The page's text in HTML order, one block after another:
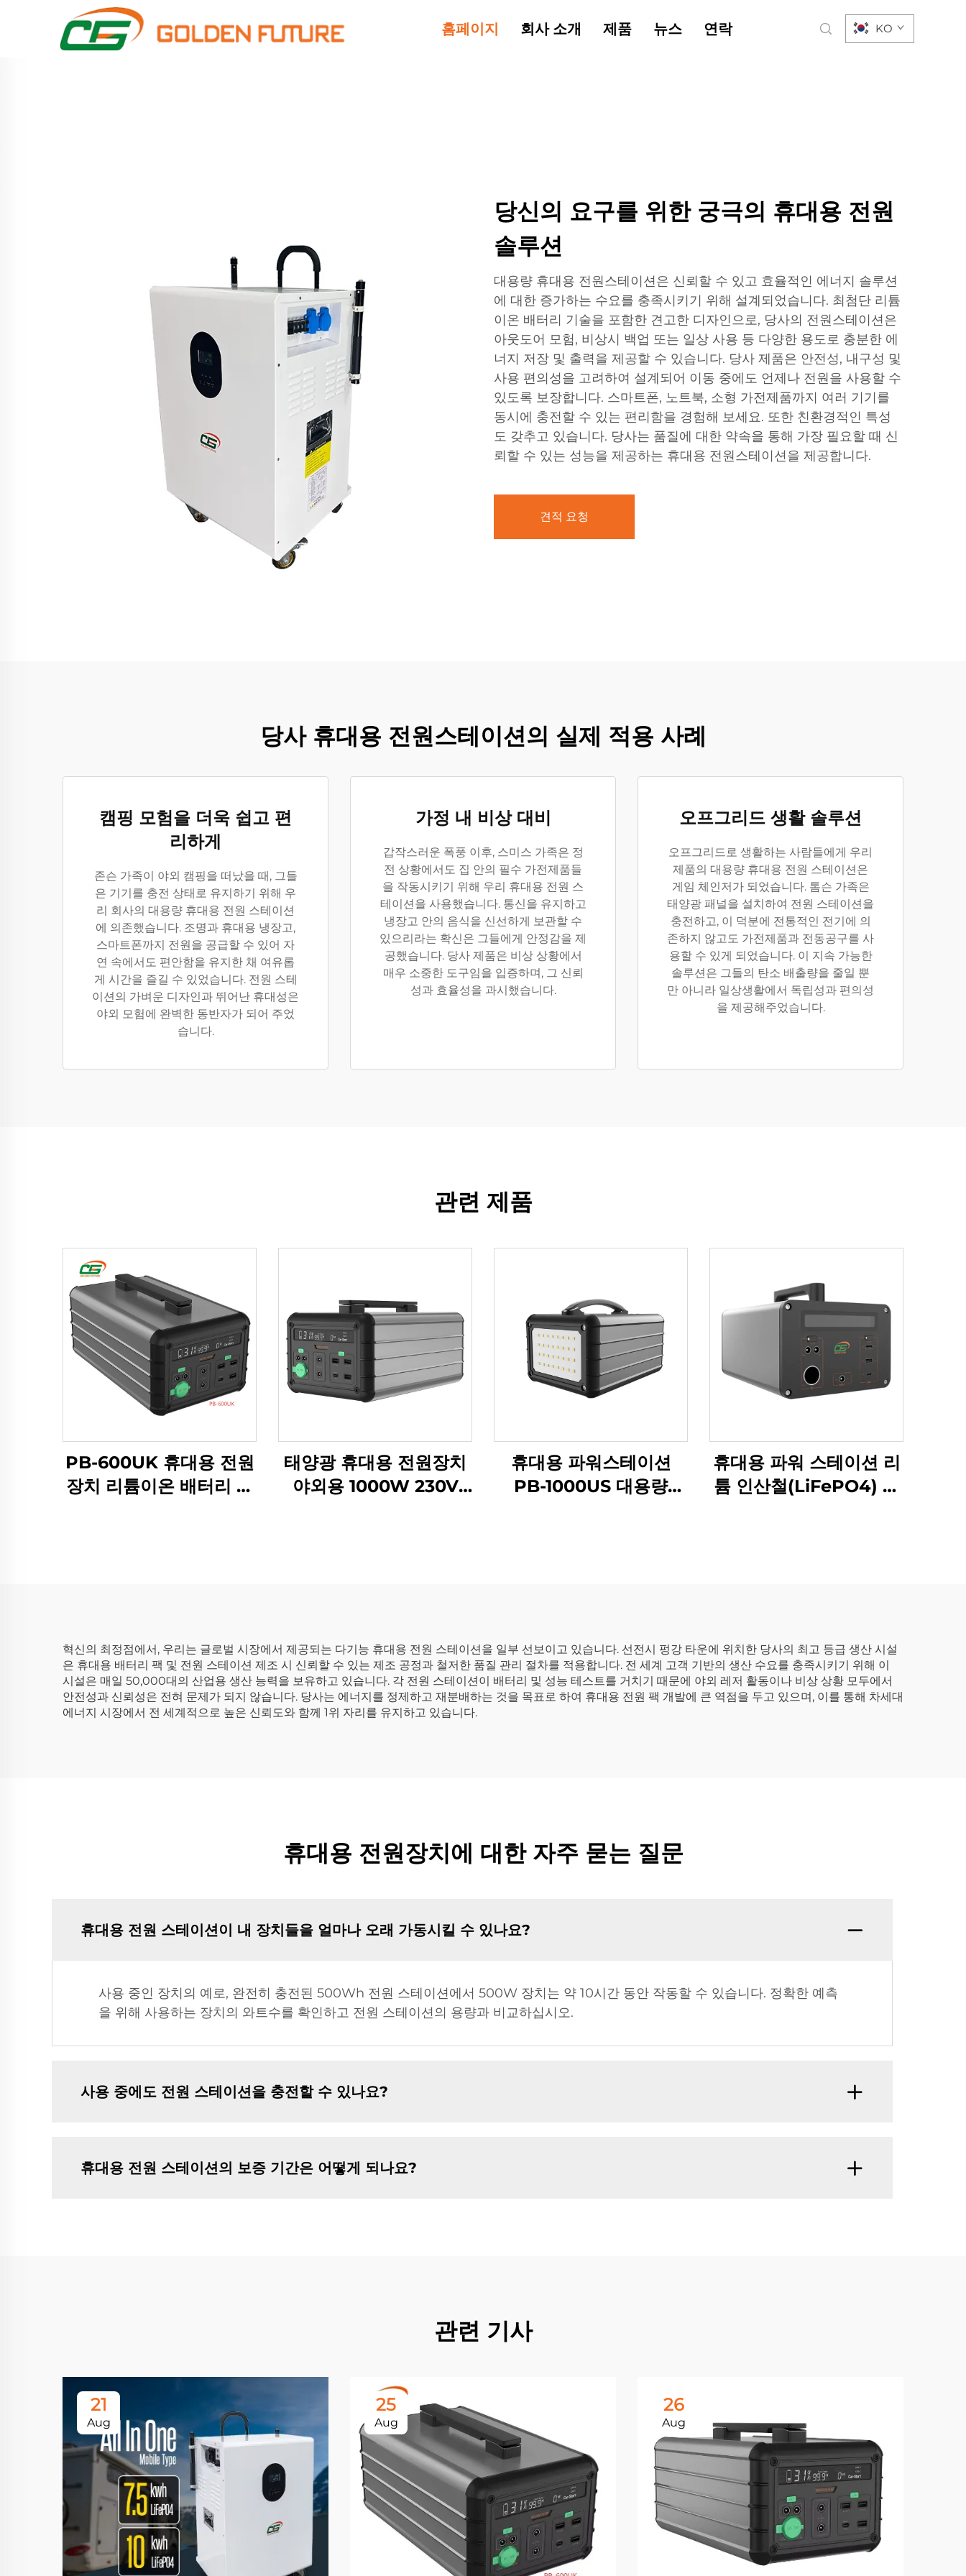
홈페이지 회사 소개 제품 뉴스 연락 KO
당신의 요구를 위한 궁극의 휴대용 전원
솔루션
대용량 휴대용 전원스테이션은 신뢰할 수 있고 효율적인 에너지 솔루션
에 대한 증가하는 수요를 충족시키기 위해 설계되었습니다. 최첨단 리튬
이온 배터리 기술을 포함한 견고한 디자인으로, 당사의 전원스테이션은
아웃도어 모험, 비상시 백업 또는 일상 사용 등 다양한 용도로 충분한 에
너지 저장 및 출력을 제공할 수 있습니다. 당사 제품은 안전성, 내구성 및
사용 편의성을 고려하여 설계되어 이동 중에도 언제나 전원을 사용할 수
있도록 보장합니다. 스마트폰, 노트북, 소형 가전제품까지 여러 기기를
동시에 충전할 수 있는 편리함을 경험해 보세요. 또한 친환경적인 특성
도 갖추고 있습니다. 당사는 품질에 대한 약속을 통해 가장 필요할 때 신
뢰할 수 있는 성능을 제공하는 휴대용 전원스테이션을 제공합니다.
견적 요청
당사 휴대용 전원스테이션의 실제 적용 사례
캠핑 모험을 더욱 쉽고 편
리하게
존슨 가족이 야외 캠핑을 떠났을 때, 그들
은 기기를 충전 상태로 유지하기 위해 우
리 회사의 대용량 휴대용 전원 스테이션
에 의존했습니다. 조명과 휴대용 냉장고,
스마트폰까지 전원을 공급할 수 있어 자
연 속에서도 편안함을 유지한 채 여유롭
게 시간을 즐길 수 있었습니다. 전원 스테
이션의 가벼운 디자인과 뛰어난 휴대성은
야외 모험에 완벽한 동반자가 되어 주었
습니다.
가정 내 비상 대비
갑작스러운 폭풍 이후, 스미스 가족은 정
전 상황에서도 집 안의 필수 가전제품들
을 작동시키기 위해 우리 휴대용 전원 스
테이션을 사용했습니다. 통신을 유지하고
냉장고 안의 음식을 신선하게 보관할 수
있으리라는 확신은 그들에게 안정감을 제
공했습니다. 당사 제품은 비상 상황에서
매우 소중한 도구임을 입증하며, 그 신뢰
성과 효율성을 과시했습니다.
오프그리드 생활 솔루션
오프그리드로 생활하는 사람들에게 우리
제품의 대용량 휴대용 전원 스테이션은
게임 체인저가 되었습니다. 톰슨 가족은
태양광 패널을 설치하여 전원 스테이션을
충전하고, 이 덕분에 전통적인 전기에 의
존하지 않고도 가전제품과 전동공구를 사
용할 수 있게 되었습니다. 이 지속 가능한
솔루션은 그들의 탄소 배출량을 줄일 뿐
만 아니라 일상생활에서 독립성과 편의성
을 제공해주었습니다.
관련 제품
PB-600UK 휴대용 전원
장치 리튬이온 배터리 파
태양광 휴대용 전원장치
야외용 1000W 230V
휴대용 파워스테이션
PB-1000US 대용량
휴대용 파워 스테이션 리
튬 인산철(LiFePO4) 배
혁신의 최정점에서, 우리는 글로벌 시장에서 제공되는 다기능 휴대용 전원 스테이션을 일부 선보이고 있습니다. 선전시 펑강 타운에 위치한 당사의 최고 등급 생산 시설
은 휴대용 배터리 팩 및 전원 스테이션 제조 시 신뢰할 수 있는 제조 공정과 철저한 품질 관리 절차를 적용합니다. 전 세계 고객 기반의 생산 수요를 충족시키기 위해 이
시설은 매일 50,000대의 산업용 생산 능력을 보유하고 있습니다. 각 전원 스테이션이 배터리 및 성능 테스트를 거치기 때문에 야외 레저 활동이나 비상 상황 모두에서
안전성과 신뢰성은 전혀 문제가 되지 않습니다. 당사는 에너지를 정제하고 재분배하는 것을 목표로 하여 휴대용 전원 팩 개발에 큰 역점을 두고 있으며, 이를 통해 차세대
에너지 시장에서 전 세계적으로 높은 신뢰도와 함께 1위 자리를 유지하고 있습니다.
휴대용 전원장치에 대한 자주 묻는 질문
휴대용 전원 스테이션이 내 장치들을 얼마나 오래 가동시킬 수 있나요?
사용 중인 장치의 예로, 완전히 충전된 500Wh 전원 스테이션에서 500W 장치는 약 10시간 동안 작동할 수 있습니다. 정확한 예측
을 위해 사용하는 장치의 와트수를 확인하고 전원 스테이션의 용량과 비교하십시오.
사용 중에도 전원 스테이션을 충전할 수 있나요?
휴대용 전원 스테이션의 보증 기간은 어떻게 되나요?
관련 기사
21
Aug
25
Aug
26
Aug